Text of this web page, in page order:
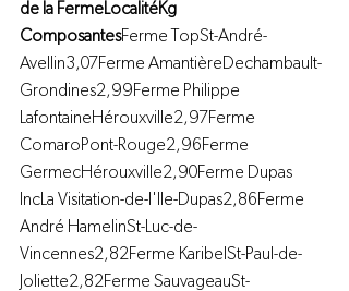
de la FermeLocalitéKg
ComposantesFerme TopSt-André-
Avellin3,07Ferme AmantièreDechambault-
Grondines2,99Ferme Philippe
LafontaineHérouxville2,97Ferme
ComaroPont-Rouge2,96Ferme
GermecHérouxville2,90Ferme Dupas
IncLa Visitation-de-l'Ile-Dupas2,86Ferme
André HamelinSt-Luc-de-
Vincennes2,82Ferme KaribelSt-Paul-de-
Joliette2,82Ferme SauvageauSt-